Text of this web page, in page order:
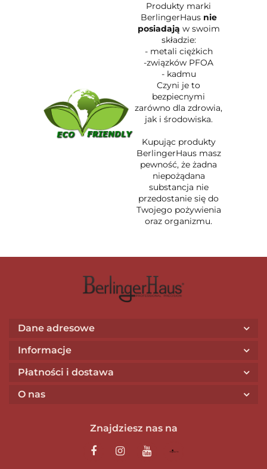
Produkty marki
BerlingerHaus nie
posiadają w swoim
składzie:
- metali ciężkich
-związków PFOA
- kadmu
Czyni je to
bezpiecnymi
zarówno dla zdrowia,
jak i środowiska.
Kupując produkty
BerlingerHaus masz
pewność, że żadna
niepożądana
substancja nie
przedostanie się do
Twojego pożywienia
oraz organizmu.
Dane adresowe
Informacje
Płatności i dostawa
O nas
Znajdziesz nas na